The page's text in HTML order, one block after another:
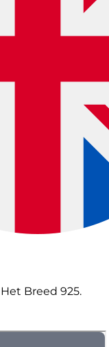
Breed 925.